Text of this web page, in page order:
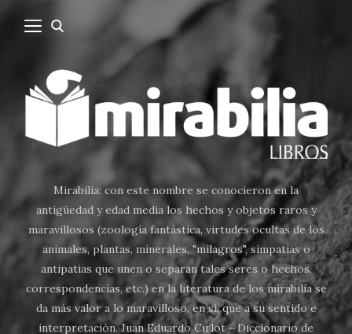
Mirabilia: con este nombre se conocieron en la
antigüedad y edad media los hechos y objetos raros y
maravillosos (zoología fantástica, virtudes ocultas de los
animales, plantas, minerales, "milagros", simpatias o
antipatias que unen o separan tales seres o hechos,
correspondencias, etc.) en la literatura de los mirabilia se
da más valor a lo maravilloso, en sí, que a su sentido e
interpretación. Juan Eduardo Cirlot - Diccionario de